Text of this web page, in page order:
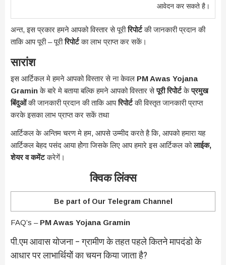
आवेदन कर सकते है।
अन्त, इस प्रकार हमने आपको विस्तार से पूरीरिपोर्टकी जानकारी प्रदान की
ताकि आप पूरी – पूरीरिपोर्टका लाभ प्राप्त कर सकें।
सारांश
इस आर्टिकल मे हमने आपको विस्तार से ना केवल PM Awas Yojana
Graminके बारे मे बताया बल्कि हमने आपको विस्तार सेपूरी रिपोेर्टकेप्रमुख
बिंदुओंकी जानकारी प्रदान की ताकि आपरिपोर्टकी विस्तृत जानकारी प्राप्त
करके इसका लाभ प्राप्त कर सकें तथा
आर्टिकल के अन्तिम चरण मे हम, आपसे उम्मीद करते है कि, आपको हमारा यह
आर्टिकल बेहद पसंद आया होेगा जिसके लिए आप हमारे इस आर्टिकल कोलाईक,
शेयर व कमेंटकरेगें।
क्विक लिंक्स
Be part of Our Telegram Channel
FAQ’s – PM Awas Yojana Gramin
पी.एम आवास योजना – ग्रामीण के तहत पहले कितने मापदंडो के
आधार पर लाभार्थियोें का चयन किया जाता है?